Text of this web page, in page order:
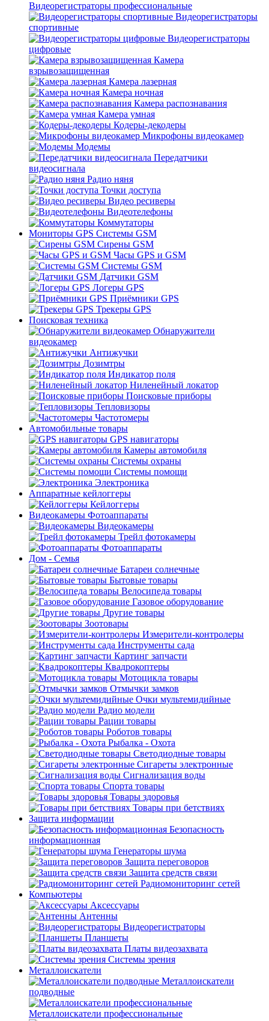
Видеорегистраторы профессиональные
Видеорегистраторы
спортивные
Видеорегистраторы
цифровые
Камера
взрывозащищенная
Камера лазерная
Камера ночная
Камера распознавания
Камера умная
Кодеры-декодеры
Микрофоны видеокамер
Модемы
Передатчики
видеосигнала
Радио няня
Точки доступа
Видео ресиверы
Видеотелефоны
Коммутаторы
Мониторы GPS Системы GSM
Сирены GSM
Часы GPS и GSM
Системы GSM
Датчики GSM
Логеры GPS
Приёмники GPS
Трекеры GPS
Поисковая техника
Обнаружители
видеокамер
Антижучки
Дозимтры
Индикатор поля
Ниленейный локатор
Поисковые приборы
Тепловизоры
Частотомеры
Автомобильные товары
GPS навигаторы
Камеры автомобиля
Системы охраны
Системы помощи
Электроника
Аппаратные кейлоггеры
Кейлоггеры
Видеокамеры Фотоаппараты
Видеокамеры
Трейл фотокамеры
Фотоаппараты
Дом - Семья
Батареи солнечные
Бытовые товары
Велосипеда товары
Газовое оборудование
Другие товары
Зоотовары
Измерители-контролеры
Инструменты сада
Картинг запчасти
Квадрокоптеры
Мотоцикла товары
Отмычки замков
Очки мультемидийные
Радио модели
Рации товары
Роботов товары
Рыбалка - Охота
Светодиодные товары
Сигареты электронные
Сигнализация воды
Спорта товары
Товары здоровья
Товары при бетствиях
Защита информации
Безопасность
информационная
Генераторы шума
Защита переговоров
Защита средств связи
Радиомониторинг сетей
Компьютеры
Аксессуары
Антенны
Видеорегистраторы
Планшеты
Платы видеозахвата
Системы зрения
Металлоискатели
Металлоискатели
подводные
Металлоискатели профессиональные